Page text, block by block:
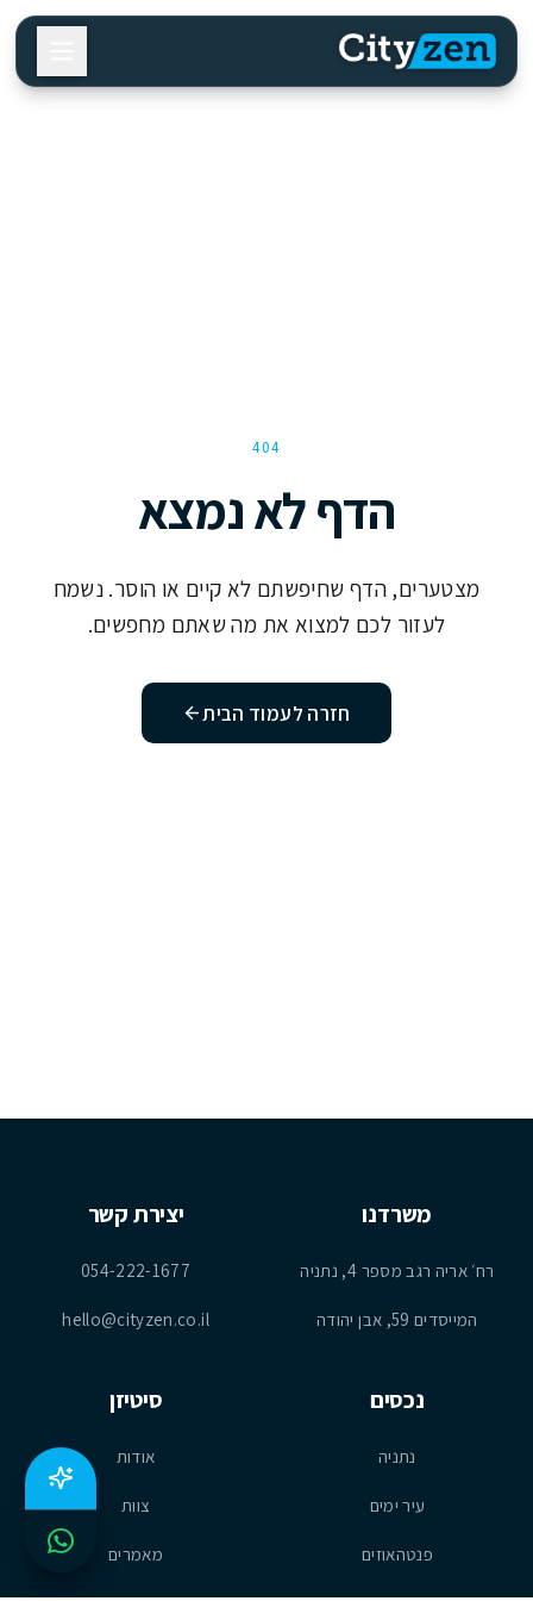
404
הדף לא נמצא
מצטערים, הדף שחיפשתם לא קיים או הוסר. נשמח
לעזור לכם למצוא את מה שאתם מחפשים.
חזרה לעמוד הבית
משרדנו
רח׳ אריה רגב מספר 4, נתניה
המייסדים 59, אבן יהודה
יצירת קשר
054-222-1677
hello@cityzen.co.il
נכסים
נתניה
עיר ימים
פנטהאוזים
סיטיזן
אודות
צוות
מאמרים